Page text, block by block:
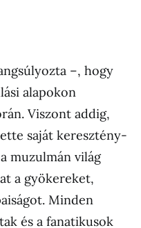
–, hogy
alapokon
Viszont addig,
saját keresztény-
muzulmán világ
a gyökereket,
Minden
és a fanatikusok